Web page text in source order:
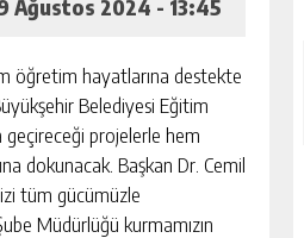
Ağustos 2024 - 13:45
öğretim hayatlarına destekte
Belediyesi Eğitim
projelerle hem
dokunacak. Başkan Dr. Cemil
tüm gücümüzle
Müdürlüğü kurmamızın